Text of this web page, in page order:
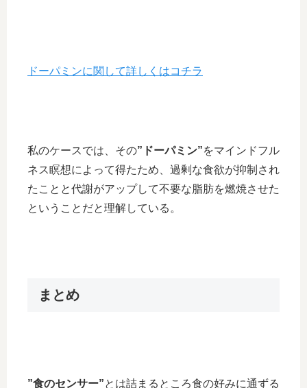
ドーパミンに関して詳しくはコチラ
私のケースでは、その”ドーパミン”をマインドフル
ネス瞑想によって得たため、過剰な食欲が抑制され
たことと代謝がアップして不要な脂肪を燃焼させた
ということだと理解している。
まとめ
”食のセンサー”とは詰まるところ食の好みに通ずる